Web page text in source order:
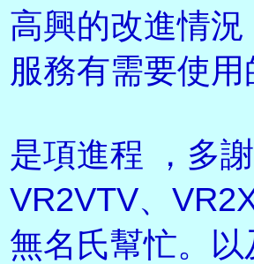
高興的改進情況
服務有需要使
是項進程 ，多
VR2VTV、
無名氏幫忙。